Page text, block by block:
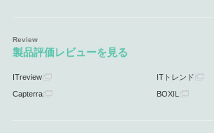
製品評価レビューを見る
ITreview ITトレンド
Capterra BOXIL